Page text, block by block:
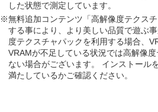
した状態で測定しています。
※無料追加コンテンツ「高解像度テクス
する事により、より美しい品質で遊ぶ
度テクスチャパックを利用する場合、
VRAMが不足している状況では高解像
ない場合がございます。 インストール
満たしているかご確認ください。